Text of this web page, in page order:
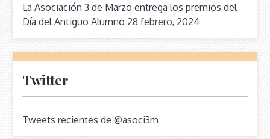
La Asociación 3 de Marzo entrega los premios del
Día del Antiguo Alumno 28 febrero, 2024
Twitter
Tweets recientes de @asoci3m